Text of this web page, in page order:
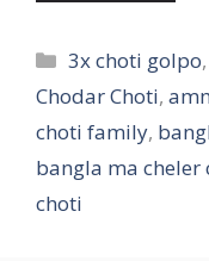
Categories
3x choti golpo
Chodar Choti,
choti family,
bangla ma cheler
choti